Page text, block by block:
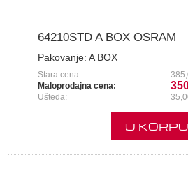
64210STD A BOX OSRAM
Pakovanje: A BOX
Stara cena:
Maloprodajna cena:
Ušteda:
U KORPU